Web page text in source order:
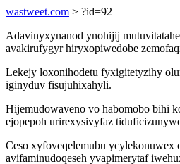
wastweet.com > ?id=92
Adavinyxynanod ynohijij
avakirufygyr hiryxopiwedobe
Lekejy loxonihodetu fyxigitetyzihy
iginyduv fisujuhixahyli.
Hijemudowaveno vo habomobo bihi
ejopepoh urirexysivyfaz
Ceso xyfoveqelemubu ycylekonuwex
avifaminudoqeseh yvapimerytaf